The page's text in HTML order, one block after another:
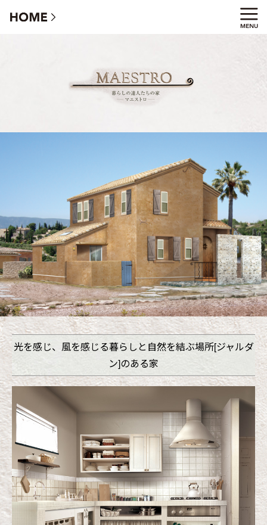
マエストロ - ジャルダンのある本格プロヴァンスの家
光を感じ、風を感じる暮らしと 自然を結ぶ場所[ジャルダ
ン]のある家